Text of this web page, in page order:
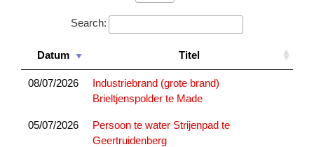
Search:
Datum Titel
08/07/2026
Industriebrand (grote brand)
Brieltjenspolder te Made
05/07/2026
Persoon te water Strijenpad te
Geertruidenberg